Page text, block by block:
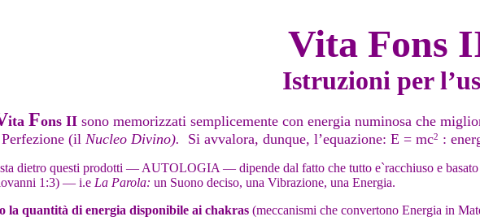
Vita Fons
Istruzioni per
ita Fons II sono memorizzati semplicemente con energia numinosa che
(il Nucleo Divino). Si avvalora, dunque, l’equazione: E = mc2 :
dietro questi prodotti — AUTOLOGIA — dipende dal fatto che tutto e`racchiuso e basato
1:3) — i.e La Parola: un Suono deciso, una Vibrazione, una Energia.
la quantità di energia disponibile ai chakras (meccanismi che convertono Energia in